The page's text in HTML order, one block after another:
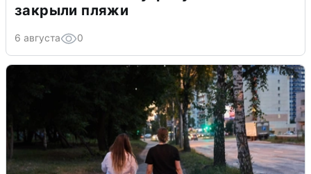
закрыли пляжи
6 августа 0